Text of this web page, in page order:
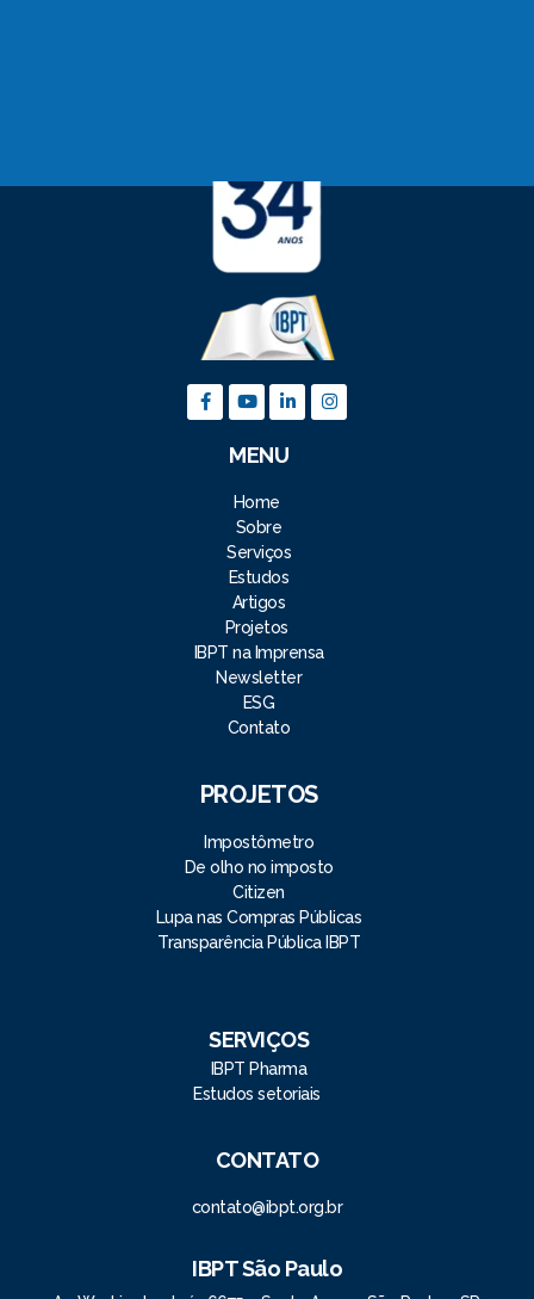
MENU
Home
Sobre
Serviços
Estudos
Artigos
Projetos
IBPT na Imprensa
Newsletter
ESG
Contato
PROJETOS
Impostômetro
De olho no imposto
Citizen
Lupa nas Compras Públicas
Transparência Pública IBPT
SERVIÇOS
IBPT Pharma
Estudos setoriais
CONTATO
contato@ibpt.org.br
IBPT São Paulo